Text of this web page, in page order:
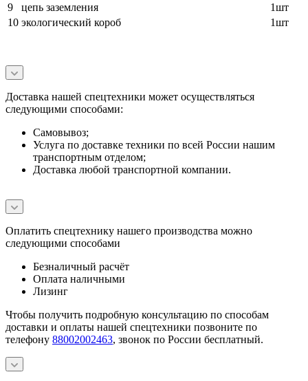
9
цепь заземления
1шт
10 экологический короб 1шт
Доставка нашей спецтехники может осуществляться
следующими способами:
Самовывоз;
Услуга по доставке техники по всей России нашим
транспортным отделом;
Доставка любой транспортной компании.
Оплатить спецтехнику нашего производства можно
следующими способами
Безналичный расчёт
Оплата наличными
Лизинг
Чтобы получить подробную консультацию по способам
доставки и оплаты нашей спецтехники позвоните по
телефону 88002002463, звонок по России бесплатный.